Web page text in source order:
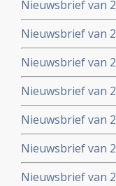
Nieuwsbrief van
Nieuwsbrief van
Nieuwsbrief van
Nieuwsbrief van
Nieuwsbrief van
Nieuwsbrief van
Nieuwsbrief van